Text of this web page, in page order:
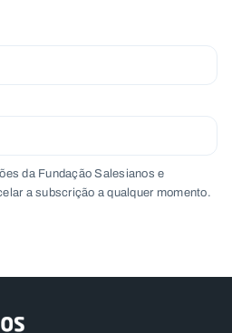
da Fundação Salesianos e
a subscrição a qualquer momento.